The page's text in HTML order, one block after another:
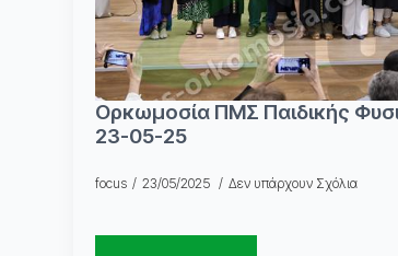
Ορκωμοσία ΠΜΣ Παιδικής
23-05-25
focus 23/05/2025 Δεν υπάρχουν Σχόλια